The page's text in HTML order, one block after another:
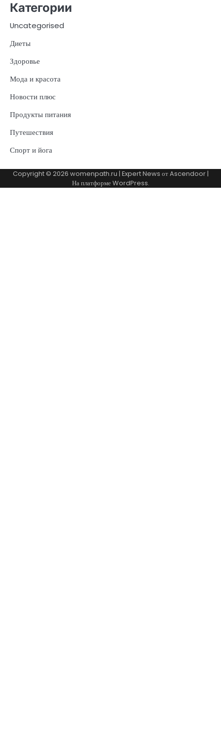
Категории
Uncategorised
Диеты
Здоровье
Мода и красота
Новости плюс
Продукты питания
Путешествия
Спорт и йога
Copyright © 2026 womenpath.ru | Expert News отAscendoor|
На платформеWordPress.